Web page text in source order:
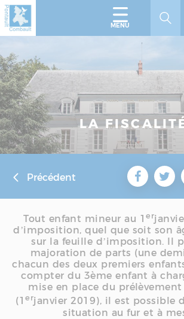
au
menu
Accéder
contenu
MENU
LA
Précédent
Tout enfant mineur au 1er
d’imposition, quel que soit son
sur la feuille d’imposition. Il
majoration de parts (une
chacun des deux premiers
compter du 3ème enfant à
mise en place du prélèvement
(1erjanvier 2019), il est possible
situation au fur et à
Panneau de gestion des cookies